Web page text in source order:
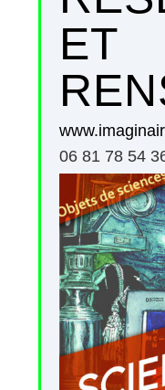
ET
06 81 78 54